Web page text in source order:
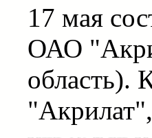
17 мая
ОАО
область).